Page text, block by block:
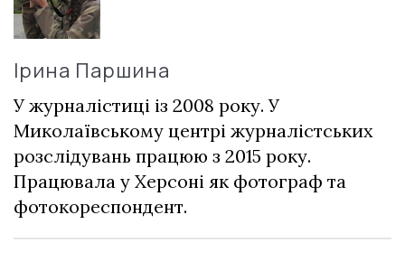
Ірина Паршина
У журналістиці із 2008 року. У
Миколаївському центрі журналістських
розслідувань працюю з 2015 року.
Працювала у Херсоні як фотограф та
фотокореспондент.